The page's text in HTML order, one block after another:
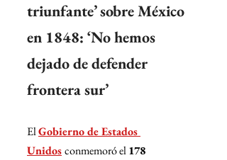
triunfante’ sobre México
en 1848: ‘No hemos
dejado de defender
frontera sur’
El Gobierno de Estados
Unidosconmemoró el 178